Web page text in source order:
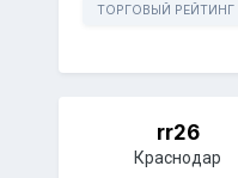
ТОРГОВЫЙ РЕЙТИНГ
rr26
Краснодар